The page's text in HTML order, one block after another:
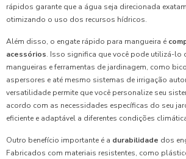
rápidos garante que a água seja direcionada
otimizando o uso dos recursos hídricos.
Além disso, o engate rápido para mangueira é
acessórios. Isso significa que você pode utilizá-lo
mangueiras e ferramentas de jardinagem, como
aspersores e até mesmo sistemas de irrigação
versatilidade permite que você personalize seu
acordo com as necessidades específicas do seu
eficiente e adaptável a diferentes condições
Outro benefício importante é a durabilidade dos
Fabricados com materiais resistentes, como